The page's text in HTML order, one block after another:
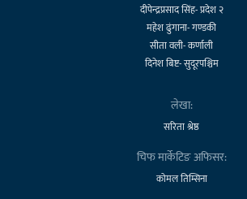
दीपेन्द्रप्रसाद सिंह- प्रदेश २
महेश ढुंगाना- गण्डकी
सीता वली- कर्णाली
दिनेश बिष्ट- सुदूरपश्चिम
लेखा:
सरिता श्रेष्ठ
चिफ मार्केटिङ अफिसर:
कोमल तिम्सिना